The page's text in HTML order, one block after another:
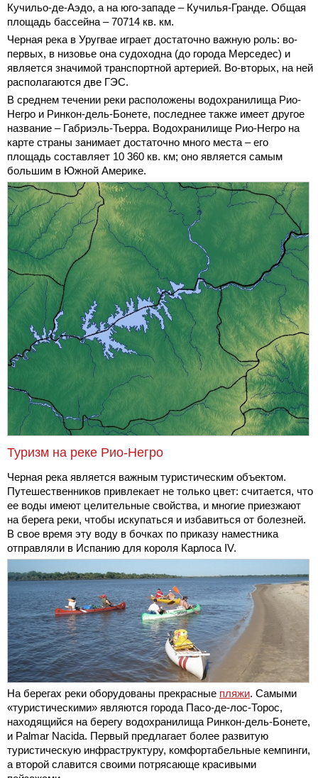
Кучильо-де-Аэдо, а на юго-западе – Кучилья-Гранде. Общая
площадь бассейна – 70714 кв. км.
Черная река в Уругвае играет достаточно важную роль: во-
первых, в низовье она судоходна (до города Мерседес) и
является значимой транспортной артерией. Во-вторых, на ней
располагаются две ГЭС.
В среднем течении реки расположены водохранилища Рио-
Негро и Ринкон-дель-Бонете, последнее также имеет другое
название – Габриэль-Тьерра. Водохранилище Рио-Негро на
карте страны занимает достаточно много места – его
площадь составляет 10 360 кв. км; оно является самым
большим в Южной Америке.
Туризм на реке Рио-Негро
Черная река является важным туристическим объектом.
Путешественников привлекает не только цвет: считается, что
ее воды имеют целительные свойства, и многие приезжают
на берега реки, чтобы искупаться и избавиться от болезней.
В свое время эту воду в бочках по приказу наместника
отправляли в Испанию для короля Карлоса IV.
На берегах реки оборудованы прекрасные пляжи. Самыми
«туристическими» являются города Пасо-де-лос-Торос,
находящийся на берегу водохранилища Ринкон-дель-Бонете,
и Palmar Nacida. Первый предлагает более развитую
туристическую инфраструктуру, комфортабельные кемпинги,
а второй славится своими потрясающе красивыми